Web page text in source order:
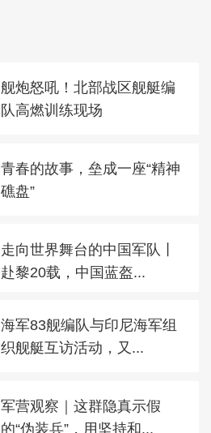
舰炮怒吼！北部战区舰艇编
队高燃训练现场
青春的故事，垒成一座“精神
礁盘”
走向世界舞台的中国军队丨
赴黎20载，中国蓝盔...
海军83舰编队与印尼海军组
织舰艇互访活动，又...
军营观察｜这群隐真示假
的“伪装兵”，用坚持和...